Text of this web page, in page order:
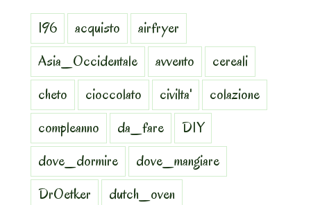
196 acquisto
airfryer
Asia_Occidentale
avvento
cereali
cheto
cioccolato civilta'
colazione
compleanno
da_fare
DIY
dove_dormire
dove_mangiare
DrOetker
dutch_oven